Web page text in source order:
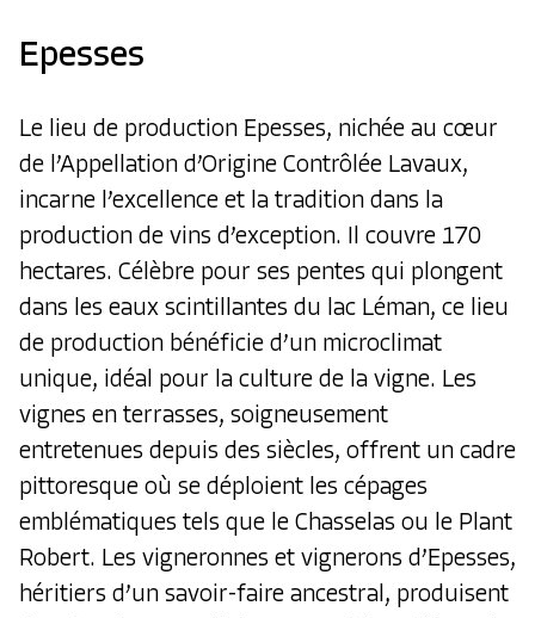
Epesses
Le lieu de production Epesses, nichée au cœur
de l’Appellation d’Origine Contrôlée Lavaux,
incarne l’excellence et la tradition dans la
production de vins d’exception. Il couvre 170
hectares. Célèbre pour ses pentes qui plongent
dans les eaux scintillantes du lac Léman, ce lieu
de production bénéficie d’un microclimat
unique, idéal pour la culture de la vigne. Les
vignes en terrasses, soigneusement
entretenues depuis des siècles, offrent un cadre
pittoresque où se déploient les cépages
emblématiques tels que le Chasselas ou le Plant
Robert. Les vigneronnes et vignerons d’Epesses,
héritiers d’un savoir-faire ancestral, produisent